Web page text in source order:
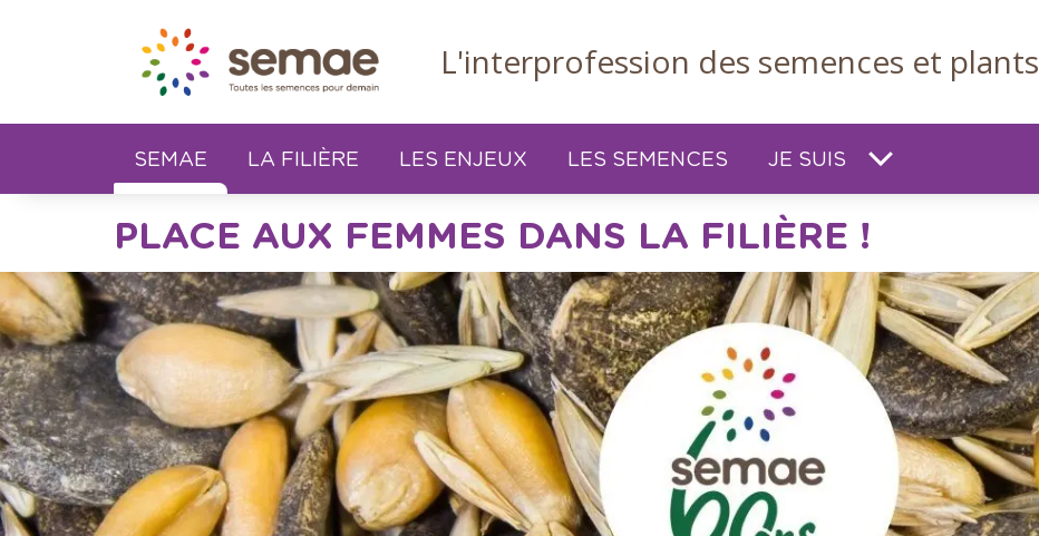
L'interprofession des semences et plants
SEMAE LA FILIÈRE LES ENJEUX LES SEMENCES JE SUIS
PLACE AUX FEMMES DANS LA FILIÈRE !